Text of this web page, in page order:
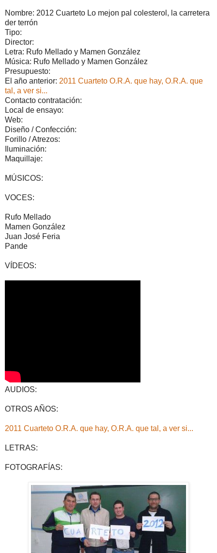
Nombre: 2012 Cuarteto Lo mejon pal colesterol, la carretera
der terrón
Tipo:
Director:
Letra: Rufo Mellado y Mamen González
Música: Rufo Mellado y Mamen González
Presupuesto:
El año anterior: 2011 Cuarteto O.R.A. que hay, O.R.A. que
tal, a ver si...
Contacto contratación:
Local de ensayo:
Web:
Diseño / Confección:
Forillo / Atrezos:
Iluminación:
Maquillaje:
MÚSICOS:
VOCES:
Rufo Mellado
Mamen González
Juan José Feria
Pande
VÍDEOS:
AUDIOS:
OTROS AÑOS:
2011 Cuarteto O.R.A. que hay, O.R.A. que tal, a ver si...
LETRAS:
FOTOGRAFÍAS: